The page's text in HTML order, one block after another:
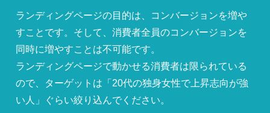
ランディングページの目的は、コンバージョンを増や
すことです。そして、消費者全員のコンバージョンを
同時に増やすことは不可能です。
ランディングページで動かせる消費者は限られている
ので、ターゲットは「20代の独身女性で上昇志向が強
い人」ぐらい絞り込んでください。